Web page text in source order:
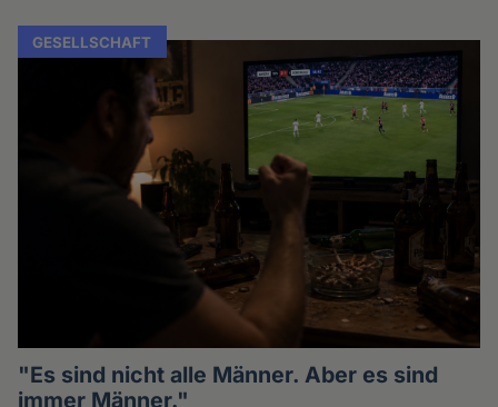
GESELLSCHAFT
"Es sind nicht alle Männer. Aber es sind
immer Männer."